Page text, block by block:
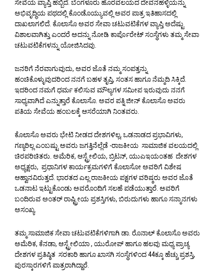
ಸೇವೆಯ ವ್ಯಾಪ್ತಿ ಹಬ್ಬಿದೆ. ಬೆಂಗಳೂರು ಹೊರವಲಯದ ದೇವನಹಳ್ಳಿಯನ್ನು
ಅಭಿವೃದ್ಧಿಯ ಪಥದಲ್ಲಿ ಕೊಂಡೊಯ್ಯುವಲ್ಲಿ ಅವರ ಪಾತ್ರ ಇತಿಹಾಸದಲ್ಲಿ
ದಾಖಲಾಗಲಿದೆ. ಕೊಲಾಸೊ ಅವರ ಸೇವಾ ಚಟುವಟಿಕೆಗಳ ವ್ಯಾಪ್ತಿ ಅದೆಷ್ಟು
ವಿಶಾಲವಾಗಿತ್ತು ಎಂದರೆ ಅದನ್ನು ನೋಡಿ ಕಾರ್ಪೊರೇಟ್ ಸಂಸ್ಥೆಗಳು ತಮ್ಮ ಸೇವಾ
ಚಟುವಟಿಕೆಗಳನ್ನು ಯೋಜಿಸಿದವು.
ಜನರಿಗೆ ನೆರವಾಗುವುದು, ಅವರ ಜೊತೆ ನಮ್ಮ ಸಂಪತ್ತನ್ನು
ಹಂಚಿಕೊಳ್ಳುವುದರಿಂದ ನನಗೆ ಬಹಳ ತೃಪ್ತಿ, ಸಂತಸ ಹಾಗೂ ನೆಮ್ಮದಿ ಸಿಕ್ಕಿದೆ.
ಇದರಿಂದ ನಮಗೆ ಧರ್ಮ ಕಲಿಸುವ ಮೌಲ್ಯಗಳ ಸಮೀಪ ಇರುವುದು ನನಗೆ
ಸಾಧ್ಯವಾಗಿದೆ ಎನ್ನುತ್ತಾರೆ ಕೊಲಾಸೊ. ಅವರ ಪತ್ನಿ ಜೀನ್ ಕೊಲಾಸೊ ಅವರು
ಪತಿಯ ಸೇವೆಯ ಹಂಬಲಕ್ಕೆ ಆಸರೆಯಾಗಿ ನಿಂತವರು.
ಕೊಲಾಸೊ ಅವರು ಭೇಟಿ ನೀಡದ ದೇಶಗಳಿಲ್ಲ, ಒಡನಾಡದ ಪ್ರಭಾವಿಗಳು,
ಗಣ್ಯರಿಲ್ಲ ಎಂಬಷ್ಟು ಅವರು ಜಗತ್ತಿನೆಲ್ಲೆಡೆ -ರಾಜಕೀಯ ಸಾಮಾಜಿಕ ವಲಯದಲ್ಲಿ
ಚಿರಪರಿಚಿತರು. ಅಮೆರಿಕ, ಆಸ್ಟ್ರೇಲಿಯ, ಬ್ರಿಟನ್, ಯುಎಇಯಂತಹ ದೇಶಗಳ
ಅಧ್ಯಕ್ಷರು, ಪ್ರಧಾನಿಗಳ ಕಾರ್ಯಕ್ರಮಗಳಿಗೆ ಕೊಲಾಸೋ ಅವರಿಗೆ ವಿಶೇಷ
ಆಹ್ವಾನವಿರುತ್ತದೆ. ಭಾರತದ ಎಲ್ಲ ರಾಜಕೀಯ ಪಕ್ಷಗಳ ವರಿಷ್ಠರು ಅವರ ಜೊತೆ
ಒಡನಾಟ ಇಟ್ಟುಕೊಂಡು ಅವರೊಂದಿಗೆ ಸಲಹೆ ಪಡೆಯುತ್ತಾರೆ. ಅವರಿಗೆ
ಬಂದಿರುವ ಅಂತರ್ ರಾಷ್ಟ್ರೀಯ ಪ್ರಶಸ್ತಿಗಳು, ಬಿರುದುಗಳು ಹಾಗೂ ಸನ್ಮಾನಗಳು
ಅಸಂಖ್ಯ.
ತಮ್ಮ ಸಾಮಾಜಿಕ ಸೇವಾ ಚಟುವಟಿಕೆಗಳಿಗಾಗಿ ಡಾ. ರೊನಾಲ್ ಕೊಲಾಸೊ ಅವರು
ಅಮೆರಿಕ, ಕೆನಡಾ, ಆಸ್ಟ್ರೇಲಿಯಾ , ಯುರೋಪ್ ಹಾಗೂ ಹಲವು ಮಧ್ಯ ಪ್ರಾಚ್ಯ
ದೇಶಗಳ ಪ್ರತಿಷ್ಠಿತ ಸರಕಾರಿ ಹಾಗೂ ಖಾಸಗಿ ಸಂಸ್ಥೆಗಳಿಂದ 44ಕ್ಕೂ ಹೆಚ್ಚು ಪ್ರಶಸ್ತಿ,
ಪುರಸ್ಕಾರಗಳಿಗೆ ಪಾತ್ರರಾಗಿದ್ದಾರೆ.